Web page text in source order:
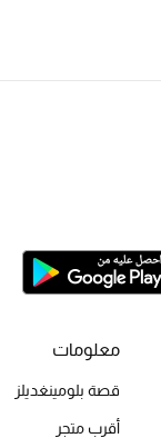
معلومات
قصة بلومينغديلز
أقرب متجر